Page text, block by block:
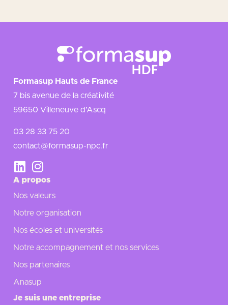
Formasup Hauts de France
7 bis avenue de la créativité
59650 Villeneuve d’Ascq
03 28 33 75 20
contact@formasup-npc.fr
A propos
Nos valeurs
Notre organisation
Nos écoles et universités
Notre accompagnement et nos services
Nos partenaires
Anasup
Je suis une entreprise